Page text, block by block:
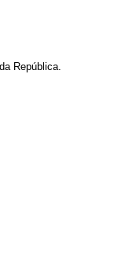
República.